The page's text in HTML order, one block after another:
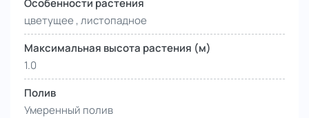
Особенности растения
цветущее , листопадное
Максимальная высота растения (м)
1.0
Полив
Умеренный полив